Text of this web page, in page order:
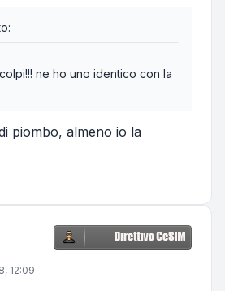
ne ho uno identico con la
piombo, almeno io la
12:09